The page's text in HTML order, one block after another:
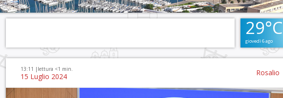
29°C
giovedì 6 ago
13:11 | lettura <1 min.
15 Luglio 2024 Rosalio